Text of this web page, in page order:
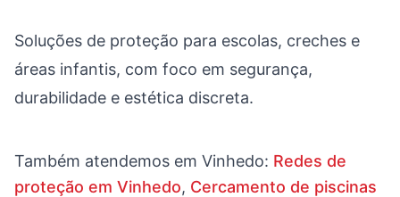
Soluções de proteção para escolas, creches e
áreas infantis, com foco em segurança,
durabilidade e estética discreta.
Também atendemos em Vinhedo: Redes de
proteção em Vinhedo, Cercamento de piscinas